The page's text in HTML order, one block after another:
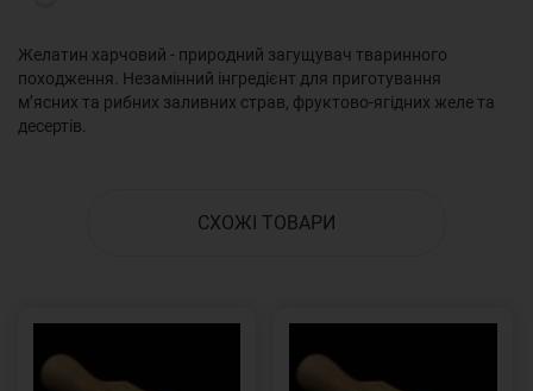
Желатин харчовий - природний загущувач тваринного
походження. Незамінний інгредієнт для приготування
м’ясних та рибних заливних страв, фруктово-ягідних желе та
десертів.
СХОЖІ ТОВАРИ